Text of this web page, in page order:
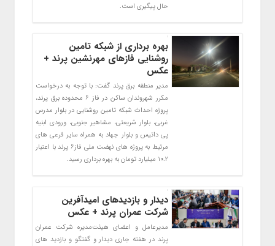
حال پیگیری است.
بهره برداری از شبکه تامین
روشنایی فازهای مهرنشین پرند +
عکس
مدیر منطقه برق پرند گفت: با توجه به درخواست
مکرر شهروندان ساکن در فاز 6 محدوده برق پرند،
پروژه احداث شبکه تامین روشنایی در بلوار مدرس
غربی، بلوار شریعتی، مشاهیر جنوبی، ورودی ابنیه
پی داتیس و بلوار جهاد به همراه سایر فرعی های
مرتبط به پروژه های نهضت ملی فاز6 پرند با اعتبار
10.2 میلیارد تومان به بهره برداری رسید.
دیدار و بازدیدهای امیدآفرین
شرکت عمران پرند + عکس
مدیرعامل و اعضای هیئت‌مدیره شرکت عمران
پرند در هفته جاری دیدار و گفتگو و بازدید های